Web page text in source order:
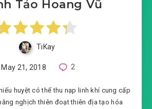
Tảo Hoang Vũ
TiKay
May 21, 2018 2
huyệt có thể thu nạp linh khí cung cấp
nghịch thiên đoạt thiên địa tạo hóa